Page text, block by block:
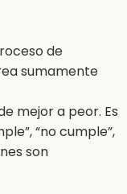
de
sumamente
mejor a peor. Es
“no cumple”,
son